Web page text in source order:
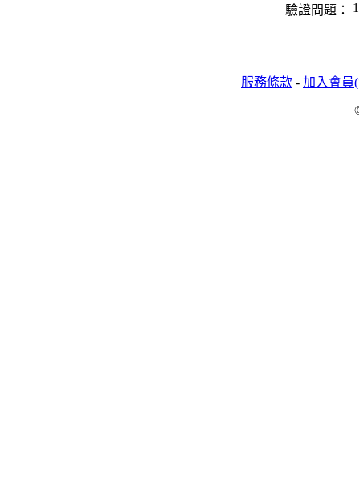
驗證問題：
服務條款 - 加入會員